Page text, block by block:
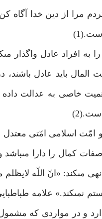
مرا از دين خدا آگاه
به افراد عادل
المال بايد عادل
خاصى به عدالت
امّت اسلامى امّتى
كمال را دارا
ستم نمى‏كند.» علامه
و در مواردى كه